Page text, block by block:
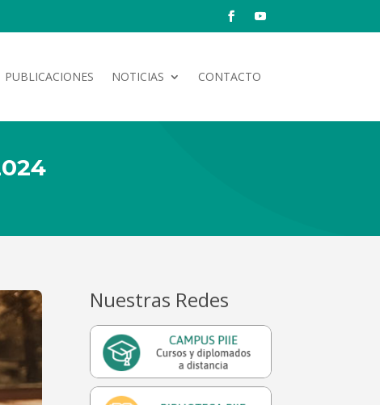
PUBLICACIONES NOTICIAS CONTACTO
Nuestras Redes